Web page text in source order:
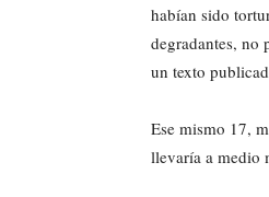
habían sido
degradantes, no
un texto
Ese mismo 17,
llevaría a medio